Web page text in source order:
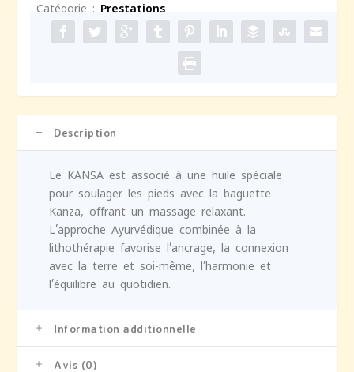
Catégorie : Prestations
Description
Le KANSA est associé à une huile spéciale
pour soulager les pieds avec la baguette
Kanza, offrant un massage relaxant.
L’approche Ayurvédique combinée à la
lithothérapie favorise l’ancrage, la connexion
avec la terre et soi-même, l’harmonie et
l’équilibre au quotidien.
Information additionnelle
Avis (0)